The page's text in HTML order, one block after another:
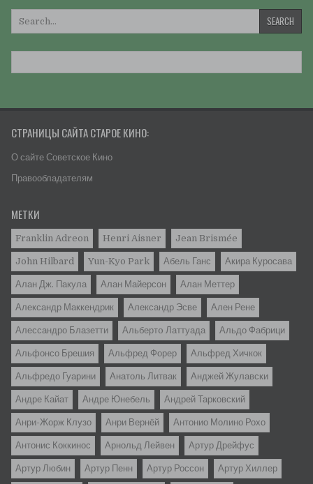
СТРАНИЦЫ САЙТА СТАРОЕ КИНО:
О сайте Советское Кино
Правообладателям
МЕТКИ
Franklin Adreon Henri Aisner Jean Brismée
John Hilbard Yun-Kyo Park Абель Ганс Акира Куросава
Алан Дж. Пакула Алан Майерсон Алан Меттер
Александр Маккендрик Александр Эсве Ален Рене
Алессандро Блазетти Альбертo Латтуада Альдо Фабрици
Альфонсо Брешия Альфред Форер Альфред Хичкок
Альфредо Гуарини Анатоль Литвак Анджей Жулавски
Андре Кайат Андре Юнебель Андрей Тарковский
Анри-Жорж Клузо Анри Вернёй Антонио Молино Рохо
Антонис Коккинос Арнольд Лейвен Артур Дрейфус
Артур Любин Артур Пенн Артур Россон Артур Хиллер